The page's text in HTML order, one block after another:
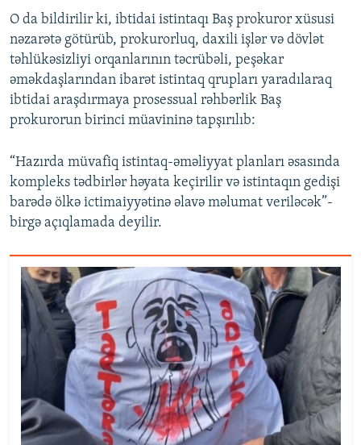
O da bildirilir ki, ibtidai istintaqı Baş prokuror xüsusi
nəzarətə götürüb, prokurorluq, daxili işlər və dövlət
təhlükəsizliyi orqanlarının təcrübəli, peşəkar
əməkdaşlarından ibarət istintaq qrupları yaradılaraq
ibtidai araşdırmaya prosessual rəhbərlik Baş
prokurorun birinci müavininə tapşırılıb:
“Hazırda müvafiq istintaq-əməliyyat planları əsasında
kompleks tədbirlər həyata keçirilir və istintaqın gedişi
barədə ölkə ictimaiyyətinə əlavə məlumat veriləcək”-
birgə açıqlamada deyilir.